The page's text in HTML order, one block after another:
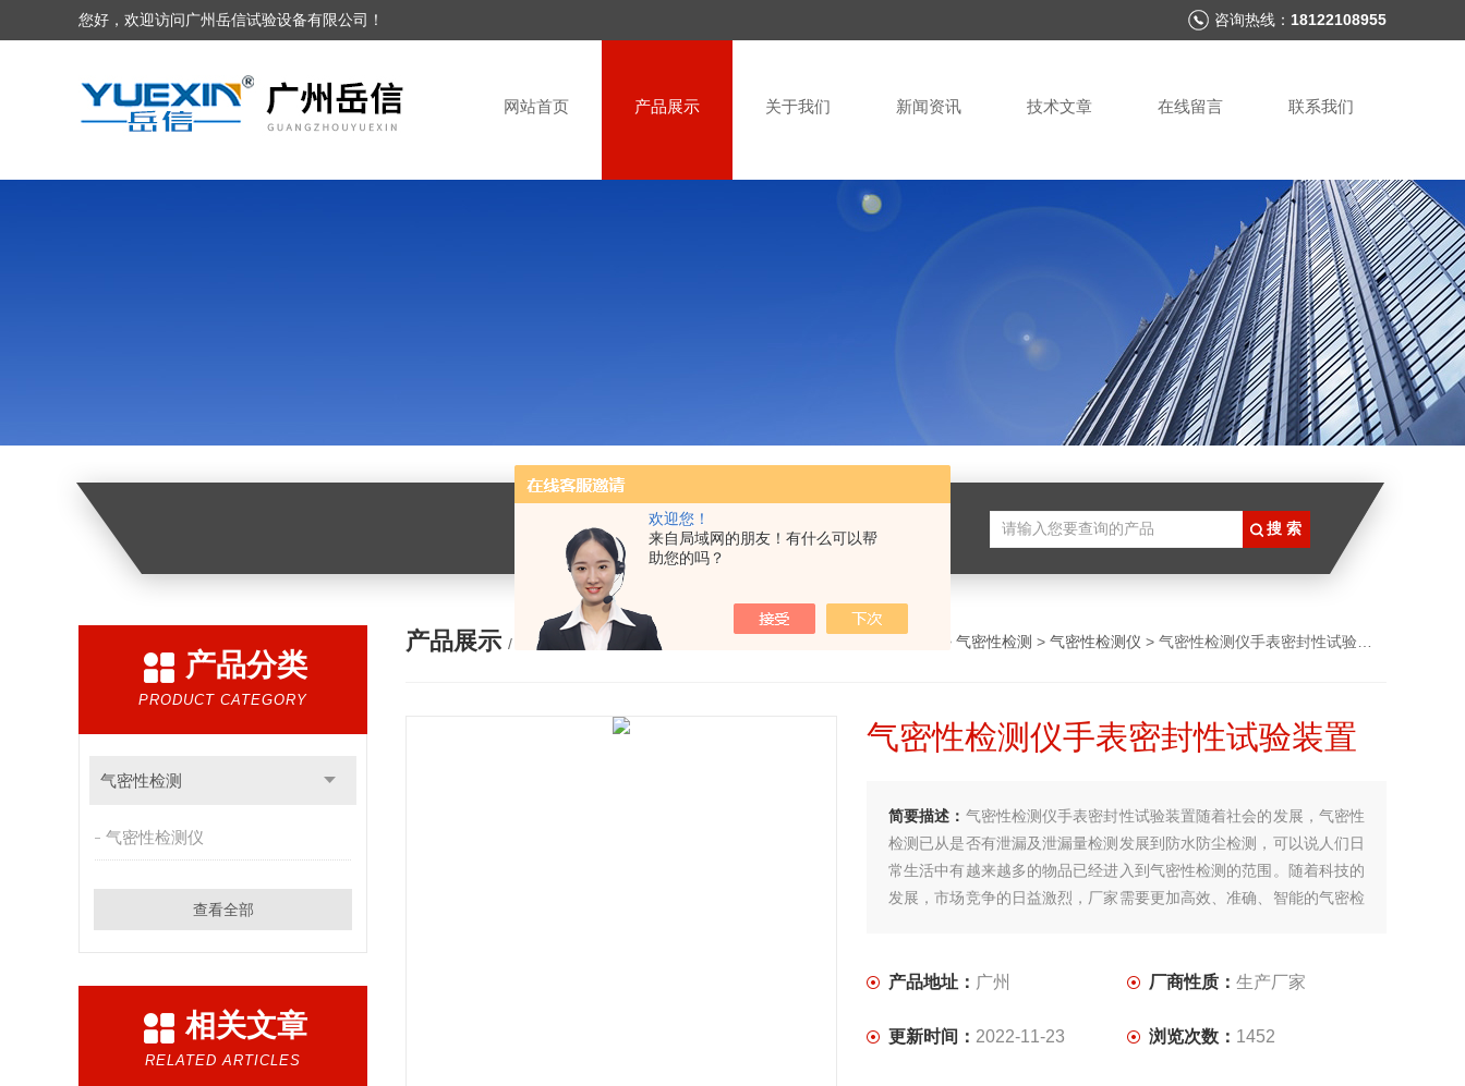
欢迎您！
来自局域网的朋友！有什么可以帮
助您的吗？
您好，欢迎访问广州岳信试验设备有限公司！ 咨询热线： 18122108955
网站首页 产品展示 关于我们 新闻资讯 技术文章 在线留言 联系我们
产品分类
PRODUCT CATEGORY
气密性检测
气密性检测仪
查看全部
相关文章
RELATED ARTICLES
产品展示 / PRODUCTS > 气密性检测 > 气密性检测仪 > 气密性检测仪手表密封性试验装置
气密性检测仪手表密封性试验装置
简要描述： 气密性检测仪手表密封性试验装置随着社会的发展，气密性
检测已从是否有泄漏及泄漏量检测发展到防水防尘检测，可以说人们日
常生活中有越来越多的物品已经进入到气密性检测的范围。随着科技的
发展，市场竞争的日益激烈，厂家需要更加高效、准确、智能的气密检
产品地址： 广州 厂商性质： 生产厂家
更新时间： 2022-11-23 浏览次数： 1452